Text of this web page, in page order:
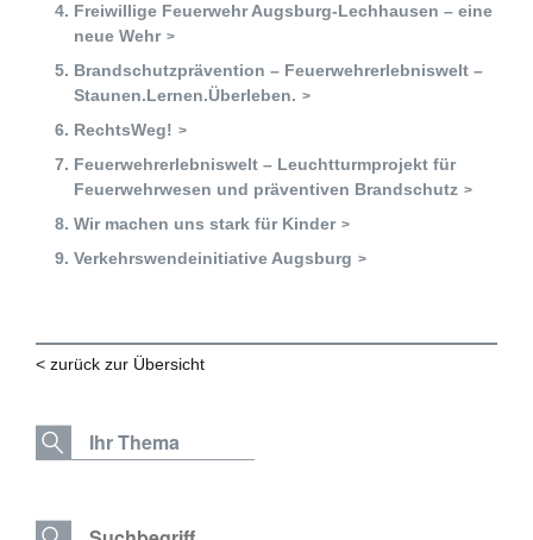
Zukunftspreis
Themen
Projekte
Zukunftstagung
Bildung für nachhaltige Entwicklung
Aktuelles
Freiwillige Feuerwehr Augsburg-Lechhausen – eine
neue Wehr
Brandschutzprävention – Feuerwehrerlebniswelt –
Staunen.Lernen.Überleben.
RechtsWeg!
Feuerwehrerlebniswelt – Leuchtturmprojekt für
Feuerwehrwesen und präventiven Brandschutz
Wir machen uns stark für Kinder
Verkehrswendeinitiative Augsburg
< zurück zur Übersicht